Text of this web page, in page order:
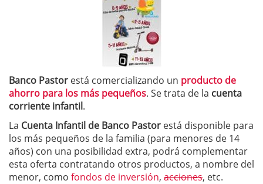
Banco Pastor está comercializando un producto de
ahorro para los más pequeños. Se trata de la cuenta
corriente infantil.
La Cuenta Infantil de Banco Pastor está disponible para
los más pequeños de la familia (para menores de 14
años) con una posibilidad extra, podrá complementar
esta oferta contratando otros productos, a nombre del
menor, como fondos de inversión, acciones, etc.